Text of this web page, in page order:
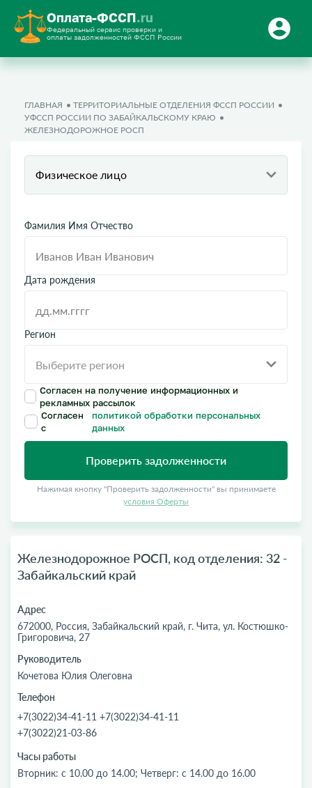
Оплата-ФССП.ru
Федеральный сервис проверки и
оплаты задолженностей ФССП России
ГЛАВНАЯ
ТЕРРИТОРИАЛЬНЫЕ ОТДЕЛЕНИЯ ФССП РОССИИ
УФССП РОССИИ ПО ЗАБАЙКАЛЬСКОМУ КРАЮ
ЖЕЛЕЗНОДОРОЖНОЕ РОСП
Физическое лицо
Фамилия Имя Отчество
Дата рождения
Регион
Согласен на получение информационных и
рекламных рассылок
Согласен
с
политикой обработки персональных
данных
Проверить задолженности
Нажимая кнопку "Проверить задолженности" вы принимаете
условия Оферты
Железнодорожное РОСП, код отделения: 32 -
Забайкальский край
Адрес
672000, Россия, Забайкальский край, г. Чита, ул. Костюшко-
Григоровича, 27
Руководитель
Кочетова Юлия Олеговна
Телефон
+7(3022)34-41-11 +7(3022)34-41-11
+7(3022)21-03-86
Часы работы
Вторник: с 10.00 до 14.00; Четверг: с 14.00 до 16.00